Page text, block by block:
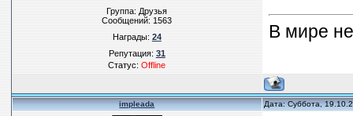
Группа: Друзья
Сообщений:1563
Награды:24
Репутация:31
Статус:Offline
В мире
impleada Дата: Суббота,